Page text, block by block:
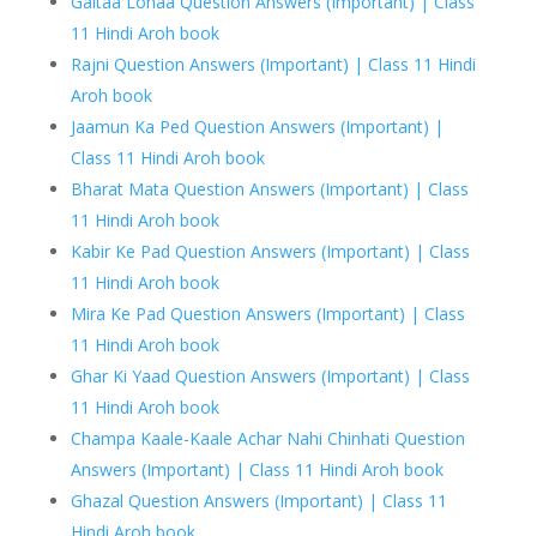
11 Hindi Aroh book
Rajni Question Answers (Important) | Class 11 Hindi
Aroh book
Jaamun Ka Ped Question Answers (Important) |
Class 11 Hindi Aroh book
Bharat Mata Question Answers (Important) | Class
11 Hindi Aroh book
Kabir Ke Pad Question Answers (Important) | Class
11 Hindi Aroh book
Mira Ke Pad Question Answers (Important) | Class
11 Hindi Aroh book
Ghar Ki Yaad Question Answers (Important) | Class
11 Hindi Aroh book
Champa Kaale-Kaale Achar Nahi Chinhati Question
Answers (Important) | Class 11 Hindi Aroh book
Ghazal Question Answers (Important) | Class 11